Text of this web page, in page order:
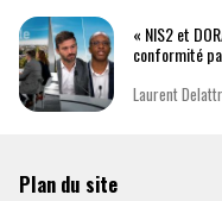
« NIS2 et
conformité
Laurent
Plan du site